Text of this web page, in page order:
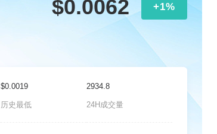
$0.0062 +1%
$0.0019
历史最低
2934.8
24H成交量